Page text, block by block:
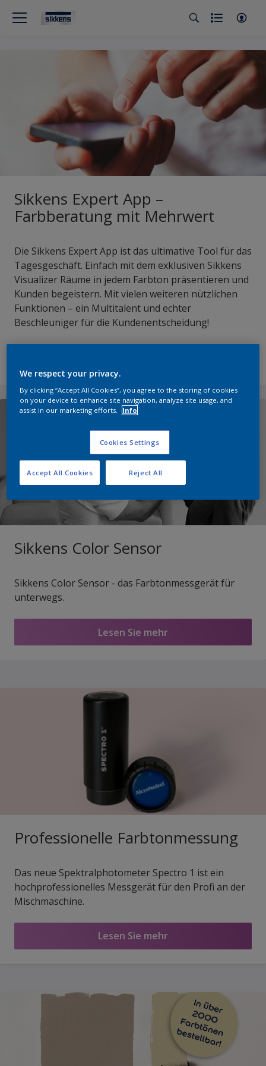
Sikkens Expert App –
Farbberatung mit Mehrwert
Die Sikkens Expert App ist das ultimative Tool für das
Tagesgeschäft. Einfach mit dem exklusiven Sikkens
Visualizer Räume in jedem Farbton präsentieren und
Kunden begeistern. Mit vielen weiteren nützlichen
Funktionen – ein Multitalent und echter
Beschleuniger für die Kundenentscheidung!
Sikkens Color Sensor
Sikkens Color Sensor - das Farbtonmessgerät für
unterwegs.
Lesen Sie mehr
Professionelle Farbtonmessung
Das neue Spektralphotometer Spectro 1 ist ein
hochprofessionelles Messgerät für den Profi an der
Mischmaschine.
Lesen Sie mehr
We respect your privacy.
By clicking “Accept All Cookies”, you agree to the storing of cookies
on your device to enhance site navigation, analyze site usage, and
assist in our marketing efforts.
Info
Cookies Settings
Reject All
Accept All Cookies